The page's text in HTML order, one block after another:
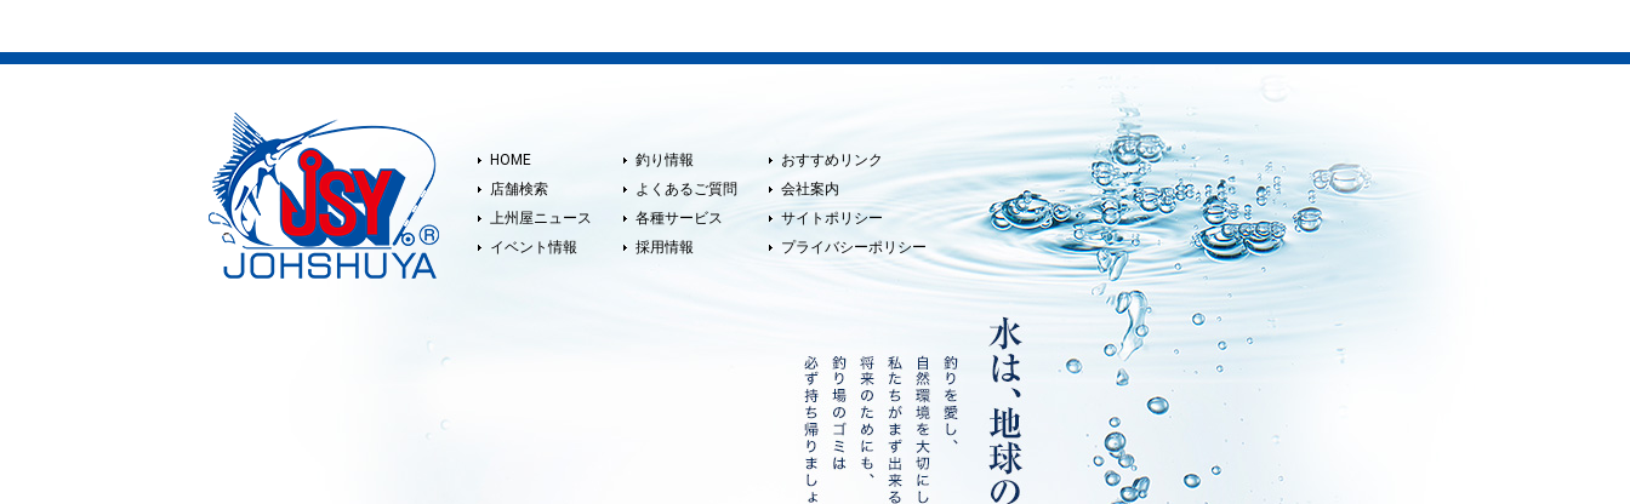
HOME
店舗検索
上州屋ニュース
イベント情報
釣り情報
よくあるご質問
各種サービス
採用情報
おすすめリンク
会社案内
サイトポリシー
プライバシーポリシー